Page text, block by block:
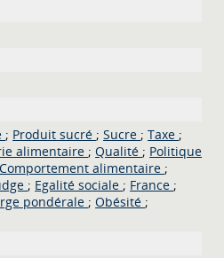
; Produit sucré ; Sucre ; Taxe ;
alimentaire ; Qualité ; Politique
Comportement alimentaire ;
; Egalité sociale ; France ;
pondérale ; Obésité ;